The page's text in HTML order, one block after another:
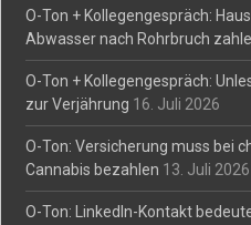
O-Ton + Kollegengespräch:
Abwasser nach Rohrbruch
O-Ton + Kollegengespräch:
zur Verjährung 16. Juli 2026
O-Ton: Versicherung muss bei
Cannabis bezahlen 13. Juli 2026
O-Ton: LinkedIn-Kontakt